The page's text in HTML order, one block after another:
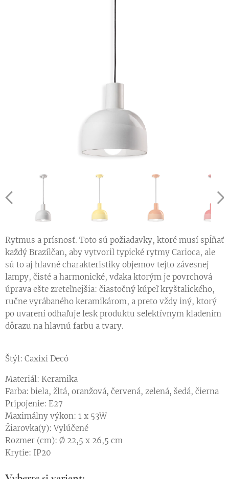
Rytmus a prísnosť. Toto sú požiadavky, ktoré musí spĺňať
každý Brazílčan, aby vytvoril typické rytmy Carioca, ale
sú to aj hlavné charakteristiky objemov tejto závesnej
lampy, čisté a harmonické, vďaka ktorým je povrchová
úprava ešte zreteľnejšia: čiastočný kúpeľ kryštalického,
ručne vyrábaného keramikárom, a preto vždy iný, ktorý
po uvarení odhaľuje lesk produktu selektívnym kladením
dôrazu na hlavnú farbu a tvary.
Štýl: Caxixi Decó
Materiál: Keramika
Farba: biela, žltá, oranžová, červená, zelená, šedá, čierna
Pripojenie: E27
Maximálny výkon: 1 x 53W
Žiarovka(y): Vylúčené
Rozmer (cm): Ø 22,5 x 26,5 cm
Krytie: IP20